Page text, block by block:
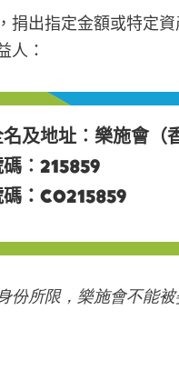
捐出指定金額或特定
人：
及地址︰樂施會（
︰215859
碼：C0215859
份所限，樂施會不能